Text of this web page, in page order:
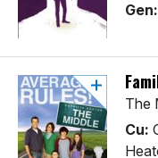
Gen:
The
Cu: